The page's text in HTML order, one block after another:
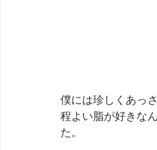
僕には珍しくあっ
程よい脂が好きな
た。